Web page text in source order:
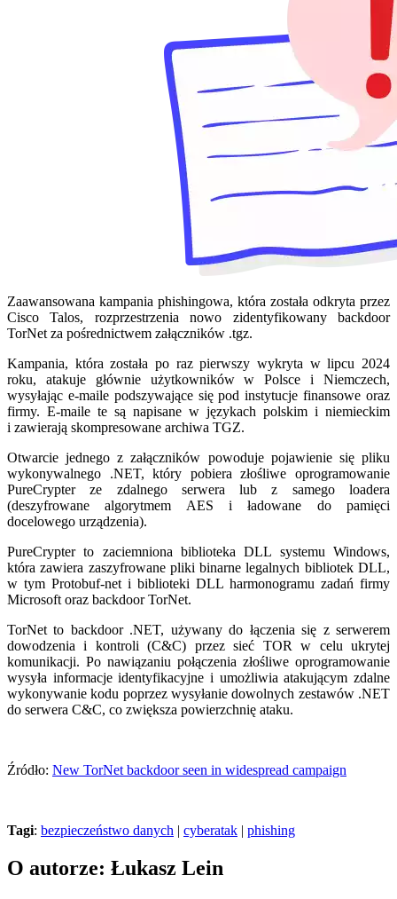
Zaawansowana kampania phishingowa, która została odkryta przez
Cisco Talos, rozprzestrzenia nowo zidentyfikowany backdoor
TorNet za pośrednictwem załączników .tgz.
Kampania, która została po raz pierwszy wykryta w lipcu 2024
roku, atakuje głównie użytkowników w Polsce i Niemczech,
wysyłając e-maile podszywające się pod instytucje finansowe oraz
firmy. E-maile te są napisane w językach polskim i niemieckim
i zawierają skompresowane archiwa TGZ.
Otwarcie jednego z załączników powoduje pojawienie się pliku
wykonywalnego .NET, który pobiera złośliwe oprogramowanie
PureCrypter ze zdalnego serwera lub z samego loadera
(deszyfrowane algorytmem AES i ładowane do pamięci
docelowego urządzenia).
PureCrypter to zaciemniona biblioteka DLL systemu Windows,
która zawiera zaszyfrowane pliki binarne legalnych bibliotek DLL,
w tym Protobuf-net i biblioteki DLL harmonogramu zadań firmy
Microsoft oraz backdoor TorNet.
TorNet to backdoor .NET, używany do łączenia się z serwerem
dowodzenia i kontroli (C&C) przez sieć TOR w celu ukrytej
komunikacji. Po nawiązaniu połączenia złośliwe oprogramowanie
wysyła informacje identyfikacyjne i umożliwia atakującym zdalne
wykonywanie kodu poprzez wysyłanie dowolnych zestawów .NET
do serwera C&C, co zwiększa powierzchnię ataku.
Źródło: New TorNet backdoor seen in widespread campaign
Tagi: bezpieczeństwo danych | cyberatak | phishing
O autorze: Łukasz Lein